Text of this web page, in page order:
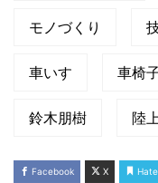
モノづくり
車いす 車椅
鈴木朋樹 陸上
Facebook X